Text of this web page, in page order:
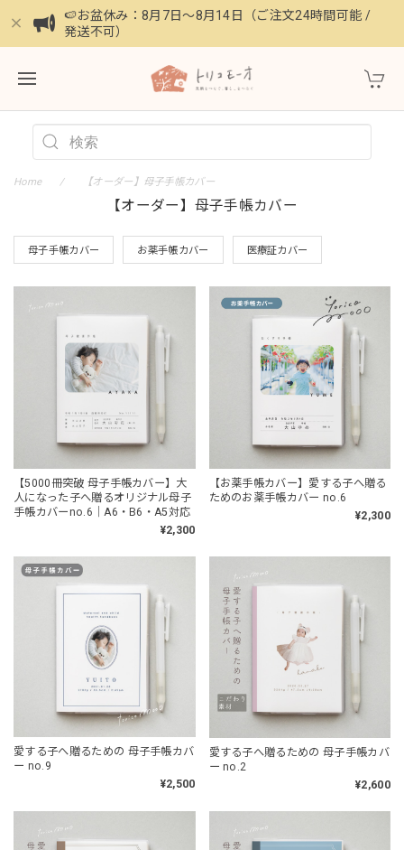
🍉お盆休み：8月7日〜8月14日（ご注文24時間可能 /
発送不可）
Home 【オーダー】母子手帳カバー
【オーダー】母子手帳カバー
母子手帳カバー お薬手帳カバー 医療証カバー
【5000冊突破 母子手帳カバー】大
人になった子へ贈るオリジナル母子
手帳カバーno.6｜A6・B6・A5対応
¥2,300
【お薬手帳カバー】愛する子へ贈る
ためのお薬手帳カバー no.6
¥2,300
愛する子へ贈るための 母子手帳カバ
ー no.9
¥2,500
愛する子へ贈るための 母子手帳カバ
ー no.2
¥2,600